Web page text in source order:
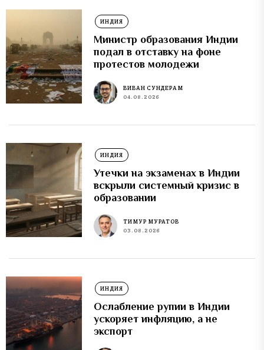
ИНДИЯ
Министр образования Индии
подал в отставку на фоне
протестов молодежи
ВИВАН СУНДЕРАМ
04.08.2026
ИНДИЯ
Утечки на экзаменах в Индии
вскрыли системный кризис в
образовании
ТИМУР МУРАТОВ
03.08.2026
ИНДИЯ
Ослабление рупии в Индии
ускоряет инфляцию, а не
экспорт